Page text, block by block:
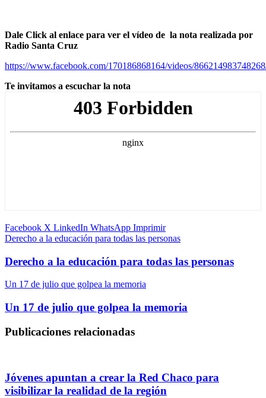
Dale Click al enlace para ver el vídeo de la nota realizada por
Radio Santa Cruz
https://www.facebook.com/170186868164/videos/
Te invitamos a escuchar la nota
Facebook X LinkedIn WhatsApp Imprimir
Derecho a la educación para todas las personas
Derecho a la educación para todas las personas
Un 17 de julio que golpea la memoria
Un 17 de julio que golpea la memoria
Publicaciones relacionadas
Jóvenes apuntan a crear la Red Chaco para
visibilizar la realidad de la región